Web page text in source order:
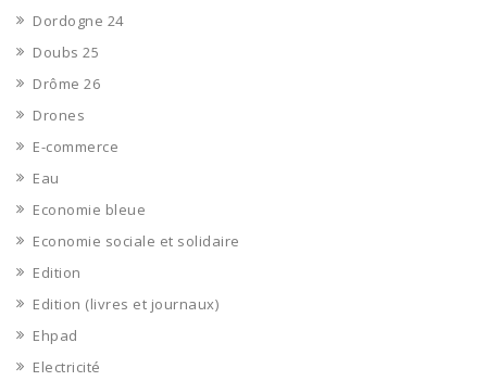
Dordogne 24
Doubs 25
Drôme 26
Drones
E-commerce
Eau
Economie bleue
Economie sociale et solidaire
Edition
Edition (livres et journaux)
Ehpad
Electricité